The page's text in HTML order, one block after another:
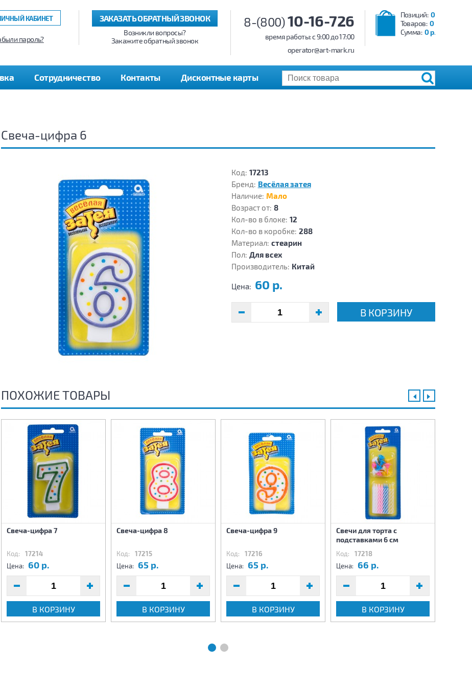
Позиций: 0
Товаров: 0
Сумма: 0 р.
8-(800)10-16-726
время работы: c 9:00 до 17:00
operator@art-mark.ru
ЗАКАЗАТЬ ОБРАТНЫЙ ЗВОНОК
Возникли вопросы?
Закажите обратный звонок
КАБИНЕТ
пароль?
Сотрудничество Контакты Дисконтные карты
Свеча-цифра 6
Код: 17213
Бренд: Весёлая затея
Наличие: Мало
Возраст от: 8
Кол-во в блоке: 12
Кол-во в коробке: 288
Материал: стеарин
Пол: Для всех
Производитель: Китай
Цена: 60 р.
В КОРЗИНУ
ПОХОЖИЕ ТОВАРЫ
Свеча-цифра 7
Код: 17214
Цена: 60 р.
В КОРЗИНУ
Свеча-цифра 8
Код: 17215
Цена: 65 р.
В КОРЗИНУ
Свеча-цифра 9
Код: 17216
Цена: 65 р.
В КОРЗИНУ
Свечи для торта с
подставками 6 см
Код: 17218
Цена: 66 р.
В КОРЗИНУ